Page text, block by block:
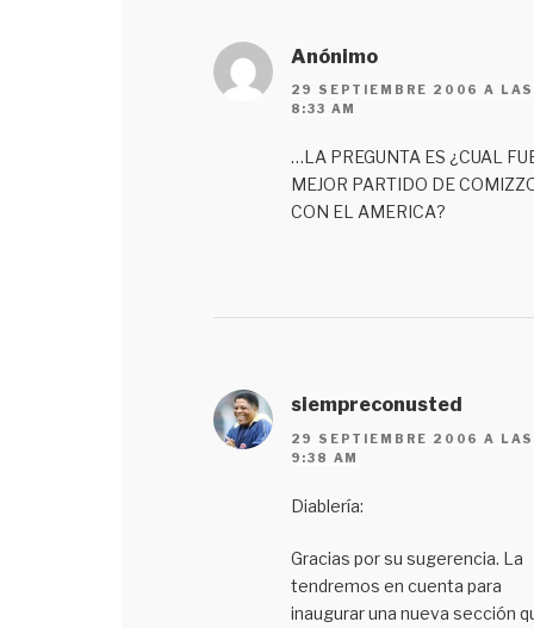
Anónimo
29 SEPTIEMBRE 2006 A LAS
8:33 AM
…LA PREGUNTA ES ¿CUAL
MEJOR PARTIDO DE
CON EL AMERICA?
siempreconusted
29 SEPTIEMBRE 2006 A LAS
9:38 AM
Diablería:
Gracias por su sugerencia. La
tendremos en cuenta para
inaugurar una nueva sección